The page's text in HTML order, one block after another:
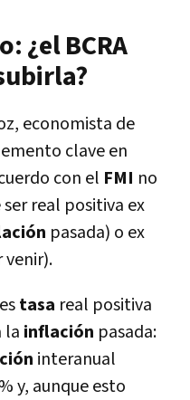
¿el BCRA
economista de
clave en
con el FMI no
ser real positiva ex
pasada) o ex
venir).
tasa real positiva
la inflación pasada:
interanual
y, aunque esto